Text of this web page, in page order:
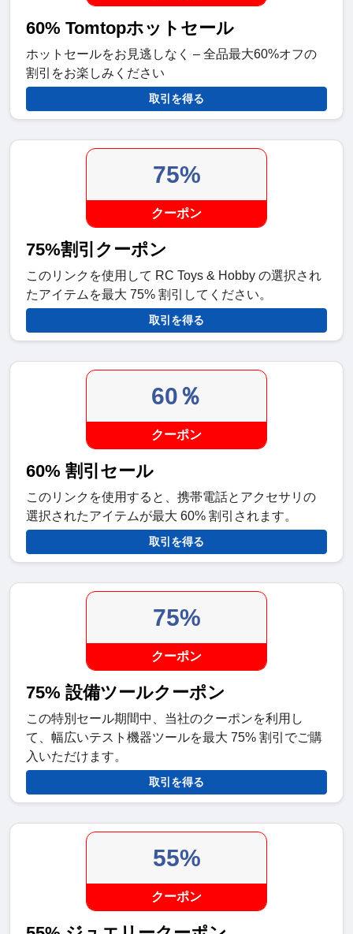
60% Tomtopホットセール
ホットセールをお見逃しなく – 全品最大60%オフの
割引をお楽しみください
取引を得る
75%
クーポン
75%割引クーポン
このリンクを使用して RC Toys & Hobby の選択され
たアイテムを最大 75% 割引してください。
取引を得る
60％
クーポン
60% 割引セール
このリンクを使用すると、携帯電話とアクセサリの
選択されたアイテムが最大 60% 割引されます。
取引を得る
75%
クーポン
75% 設備ツールクーポン
この特別セール期間中、当社のクーポンを利用し
て、幅広いテスト機器ツールを最大 75% 割引でご購
入いただけます。
取引を得る
55%
クーポン